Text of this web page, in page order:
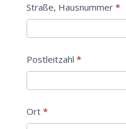
Straße, Hausnummer *
Postleitzahl *
Ort *